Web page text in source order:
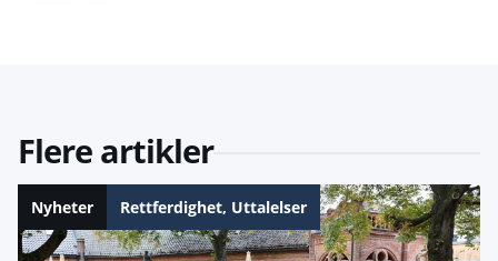
Flere artikler
Nyheter Rettferdighet, Uttalelser